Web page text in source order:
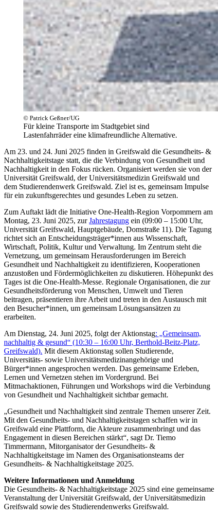
© Patrick Geßner/UG
Für kleine Transporte im Stadtgebiet sind
Lastenfahrräder eine klimafreundliche Alternative.
Am 23. und 24. Juni 2025 finden in Greifswald die Gesundheits- &
Nachhaltigkeitstage statt, die die Verbindung von Gesundheit und
Nachhaltigkeit in den Fokus rücken. Organisiert werden sie von der
Universität Greifswald, der Universitätsmedizin Greifswald und
dem Studierendenwerk Greifswald. Ziel ist es, gemeinsam Impulse
für ein zukunftsgerechtes und gesundes Leben zu setzen.
Zum Auftakt lädt die Initiative One-Health-Region Vorpommern am
Montag, 23. Juni 2025, zurJahrestagung ein (09:00 – 15:00 Uhr,
Universität Greifswald, Hauptgebäude, Domstraße 11). Die Tagung
richtet sich an Entscheidungsträger*innen aus Wissenschaft,
Wirtschaft, Politik, Kultur und Verwaltung. Im Zentrum steht die
Vernetzung, um gemeinsam Herausforderungen im Bereich
Gesundheit und Nachhaltigkeit zu identifizieren, Kooperationen
anzustoßen und Fördermöglichkeiten zu diskutieren. Höhepunkt des
Tages ist die One-Health-Messe. Regionale Organisationen, die zur
Gesundheitsförderung von Menschen, Umwelt und Tieren
beitragen, präsentieren ihre Arbeit und treten in den Austausch mit
den Besucher*innen, um gemeinsam Lösungsansätzen zu
erarbeiten.
Am Dienstag, 24. Juni 2025, folgt der Aktionstag: „Gemeinsam,
nachhaltig & gesund“ (10:30 – 16:00 Uhr, Berthold-Beitz-Platz,
Greifswald). Mit diesem Aktionstag sollen Studierende,
Universitäts- sowie Universitätsmedizinangehörige und
Bürger*innen angesprochen werden. Das gemeinsame Erleben,
Lernen und Vernetzen stehen im Vordergrund. Bei
Mitmachaktionen, Führungen und Workshops wird die Verbindung
von Gesundheit und Nachhaltigkeit sichtbar gemacht.
„Gesundheit und Nachhaltigkeit sind zentrale Themen unserer Zeit.
Mit den Gesundheits- und Nachhaltigkeitstagen schaffen wir in
Greifswald eine Plattform, die Akteure zusammenbringt und das
Engagement in diesen Bereichen stärkt“, sagt Dr. Tiemo
Timmermann, Mitorganisator der Gesundheits- &
Nachhaltigkeitstage im Namen des Organisationsteams der
Gesundheits- & Nachhaltigkeitstage 2025.
Weitere Informationen und Anmeldung
Die Gesundheits- & Nachhaltigkeitstage 2025 sind eine gemeinsame
Veranstaltung der Universität Greifswald, der Universitätsmedizin
Greifswald sowie des Studierendenwerks Greifswald.